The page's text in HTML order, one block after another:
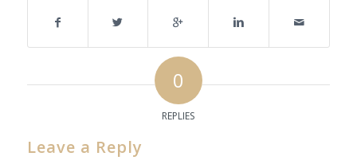
0
REPLIES
Leave a Reply